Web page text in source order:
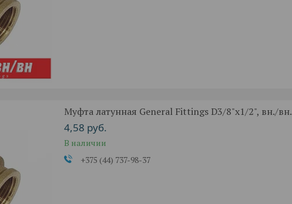
Муфта латунная General Fittings D3/8"x1/2", вн./вн.
4,58 руб.
В наличии
+375 (44) 737-98-37